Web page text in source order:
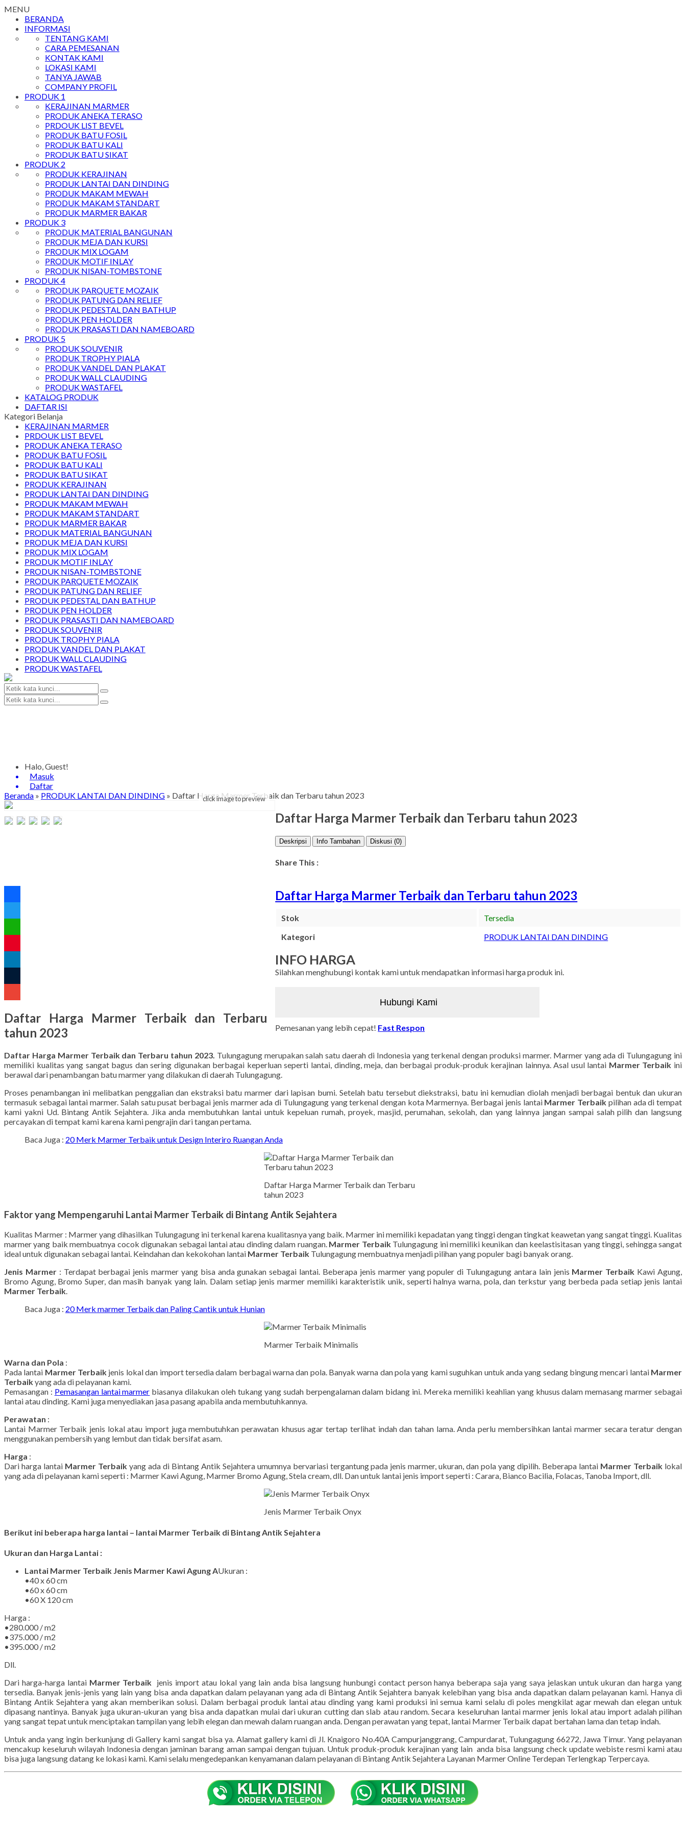
MENU
BERANDA
INFORMASI
TENTANG KAMI
CARA PEMESANAN
KONTAK KAMI
LOKASI KAMI
TANYA JAWAB
COMPANY PROFIL
PRODUK 1
KERAJINAN MARMER
PRODUK ANEKA TERASO
PRDOUK LIST BEVEL
PRODUK BATU FOSIL
PRODUK BATU KALI
PRODUK BATU SIKAT
PRODUK 2
PRODUK KERAJINAN
PRODUK LANTAI DAN DINDING
PRODUK MAKAM MEWAH
PRODUK MAKAM STANDART
PRODUK MARMER BAKAR
PRODUK 3
PRODUK MATERIAL BANGUNAN
PRODUK MEJA DAN KURSI
PRODUK MIX LOGAM
PRODUK MOTIF INLAY
PRODUK NISAN-TOMBSTONE
PRODUK 4
PRODUK PARQUETE MOZAIK
PRODUK PATUNG DAN RELIEF
PRODUK PEDESTAL DAN BATHUP
PRODUK PEN HOLDER
PRODUK PRASASTI DAN NAMEBOARD
PRODUK 5
PRODUK SOUVENIR
PRODUK TROPHY PIALA
PRODUK VANDEL DAN PLAKAT
PRODUK WALL CLAUDING
PRODUK WASTAFEL
KATALOG PRODUK
DAFTAR ISI
Kategori Belanja
KERAJINAN MARMER
PRDOUK LIST BEVEL
PRODUK ANEKA TERASO
PRODUK BATU FOSIL
PRODUK BATU KALI
PRODUK BATU SIKAT
PRODUK KERAJINAN
PRODUK LANTAI DAN DINDING
PRODUK MAKAM MEWAH
PRODUK MAKAM STANDART
PRODUK MARMER BAKAR
PRODUK MATERIAL BANGUNAN
PRODUK MEJA DAN KURSI
PRODUK MIX LOGAM
PRODUK MOTIF INLAY
PRODUK NISAN-TOMBSTONE
PRODUK PARQUETE MOZAIK
PRODUK PATUNG DAN RELIEF
PRODUK PEDESTAL DAN BATHUP
PRODUK PEN HOLDER
PRODUK PRASASTI DAN NAMEBOARD
PRODUK SOUVENIR
PRODUK TROPHY PIALA
PRODUK VANDEL DAN PLAKAT
PRODUK WALL CLAUDING
PRODUK WASTAFEL
Halo, Guest!
Masuk
Daftar
Beranda » PRODUK LANTAI DAN DINDING » Daftar Harga Marmer Terbaik dan Terbaru tahun 2023
click image to preview
Daftar Harga Marmer Terbaik dan Terbaru tahun 2023
Stok
Tersedia
Kategori
PRODUK LANTAI DAN DINDING
INFO HARGA
Silahkan menghubungi kontak kami untuk mendapatkan informasi harga produk ini.
Hubungi Kami
Pemesanan yang lebih cepat! Fast Respon
Daftar Harga Marmer Terbaik dan Terbaru tahun 2023
Deskripsi Info Tambahan Diskusi (0)
Share This :
Daftar Harga Marmer Terbaik dan Terbaru
tahun 2023
Daftar Harga Marmer Terbaik dan Terbaru tahun 2023. Tulungagung merupakan salah satu daerah di Indonesia yang terkenal dengan produksi marmer. Marmer yang ada di Tulungagung ini
memiliki kualitas yang sangat bagus dan sering digunakan berbagai keperluan seperti lantai, dinding, meja, dan berbagai produk-produk kerajinan lainnya. Asal usul lantai Marmer Terbaik ini
berawal dari penambangan batu marmer yang dilakukan di daerah Tulungagung.
Proses penambangan ini melibatkan penggalian dan ekstraksi batu marmer dari lapisan bumi. Setelah batu tersebut diekstraksi, batu ini kemudian diolah menjadi berbagai bentuk dan ukuran
termasuk sebagai lantai marmer. Salah satu pusat berbagai jenis marmer ada di Tulungagung yang terkenal dengan kota Marmernya. Berbagai jenis lantai Marmer Terbaik pilihan ada di tempat
kami yakni Ud. Bintang Antik Sejahtera. Jika anda membutuhkan lantai untuk kepeluan rumah, proyek, masjid, perumahan, sekolah, dan yang lainnya jangan sampai salah pilih dan langsung
percayakan di tempat kami karena kami pengrajin dari tangan pertama.
Baca Juga : 20 Merk Marmer Terbaik untuk Design Interiro Ruangan Anda
Daftar Harga Marmer Terbaik dan Terbaru
tahun 2023
Faktor yang Mempengaruhi Lantai Marmer Terbaik di Bintang Antik Sejahtera
Kualitas Marmer : Marmer yang dihasilkan Tulungagung ini terkenal karena kualitasnya yang baik. Marmer ini memiliki kepadatan yang tinggi dengan tingkat keawetan yang sangat tinggi. Kualitas
marmer yang baik membuatnya cocok digunakan sebagai lantai atau dinding dalam ruangan. Marmer TerbaikTulungagung ini memiliki keunikan dan keelastisitasan yang tinggi, sehingga sangat
ideal untuk digunakan sebagai lantai. Keindahan dan kekokohan lantai Marmer Terbaik Tulungagung membuatnya menjadi pilihan yang populer bagi banyak orang.
Jenis Marmer: Terdapat berbagai jenis marmer yang bisa anda gunakan sebagai lantai. Beberapa jenis marmer yang populer di Tulungagung antara lain jenis Marmer Terbaik Kawi Agung,
Bromo Agung, Bromo Super, dan masih banyak yang lain. Dalam setiap jenis marmer memiliki karakteristik unik, seperti halnya warna, pola, dan terkstur yang berbeda pada setiap jenis lantai
Marmer Terbaik.
Baca Juga : 20 Merk marmer Terbaik dan Paling Cantik untuk Hunian
Marmer Terbaik Minimalis
Warna dan Pola :
Pada lantai Marmer Terbaik jenis lokal dan import tersedia dalam berbagai warna dan pola. Banyak warna dan pola yang kami suguhkan untuk anda yang sedang bingung mencari lantai Marmer
Terbaikyang ada di pelayanan kami.
Pemasangan : Pemasangan lantai marmer biasanya dilakukan oleh tukang yang sudah berpengalaman dalam bidang ini. Mereka memiliki keahlian yang khusus dalam memasang marmer sebagai
lantai atau dinding. Kami juga menyediakan jasa pasang apabila anda membutuhkannya.
Perawatan :
Lantai Marmer Terbaik jenis lokal atau import juga membutuhkan perawatan khusus agar tertap terlihat indah dan tahan lama. Anda perlu membersihkan lantai marmer secara teratur dengan
menggunakan pembersih yang lembut dan tidak bersifat asam.
Harga :
Dari harga lantai Marmer Terbaikyang ada di Bintang Antik Sejahtera umumnya bervariasi tergantung pada jenis marmer, ukuran, dan pola yang dipilih. Beberapa lantai Marmer Terbaik lokal
yang ada di pelayanan kami seperti : Marmer Kawi Agung, Marmer Bromo Agung, Stela cream, dll. Dan untuk lantai jenis import seperti : Carara, Bianco Bacilia, Folacas, Tanoba Import, dll.
Jenis Marmer Terbaik Onyx
Berikut ini beberapa harga lantai – lantai Marmer Terbaik di Bintang Antik Sejahtera
Ukuran dan Harga Lantai :
Lantai Marmer Terbaik Jenis Marmer Kawi Agung AUkuran :
•40 x 60 cm
•60 x 60 cm
•60 X 120 cm
Harga :
•280.000 / m2
•375.000 / m2
•395.000 / m2
Dll.
Dari harga-harga lantai Marmer Terbaik jenis import atau lokal yang lain anda bisa langsung hunbungi contact person hanya beberapa saja yang saya jelaskan untuk ukuran dan harga yang
tersedia. Banyak jenis-jenis yang lain yang bisa anda dapatkan dalam pelayanan yang ada di Bintang Antik Sejahtera banyak kelebihan yang bisa anda dapatkan dalam pelayanan kami. Hanya di
Bintang Antik Sejahtera yang akan memberikan solusi. Dalam berbagai produk lantai atau dinding yang kami produksi ini semua kami selalu di poles mengkilat agar mewah dan elegan untuk
dipasang nantinya. Banyak juga ukuran-ukuran yang bisa anda dapatkan mulai dari ukuran cutting dan slab atau random. Secara keseluruhan lantai marmer jenis lokal atau import adalah pilihan
yang sangat tepat untuk menciptakan tampilan yang lebih elegan dan mewah dalam ruangan anda. Dengan perawatan yang tepat, lantai Marmer Terbaik dapat bertahan lama dan tetap indah.
Untuk anda yang ingin berkunjung di Gallery kami sangat bisa ya. Alamat gallery kami di Jl. Knaigoro No.40A Campurjanggrang, Campurdarat, Tulungagung 66272, Jawa Timur. Yang pelayanan
mencakup keseluruh wilayah Indonesia dengan jaminan barang aman sampai dengan tujuan. Untuk produk-produk kerajinan yang lain anda bisa langsung check update webiste resmi kami atau
bisa juga langsung datang ke lokasi kami. Kami selalu mengedepankan kenyamanan dalam pelayanan di Bintang Antik Sejahtera Layanan Marmer Online Terdepan Terlengkap Terpercaya.